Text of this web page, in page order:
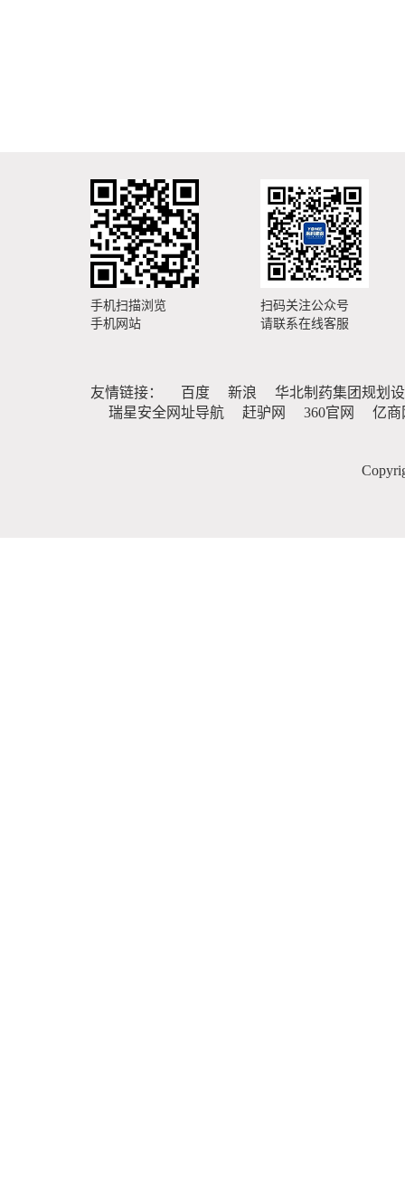
手机扫描浏览
手机网站
扫码关注公众号
请联系在线客服
友情链接： 百度 新浪
华北制药集团规划
瑞星安全网址导航
赶驴网 360官网 亿商